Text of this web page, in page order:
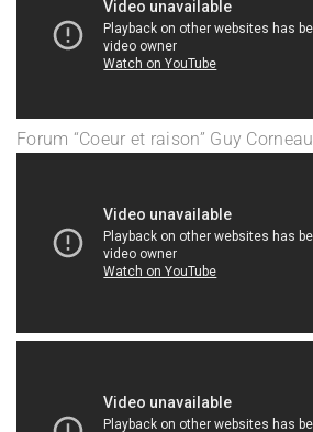
Forum “Coeur et raison” Guy Corneau